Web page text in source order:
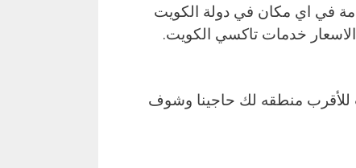
في اي مكان في دولة الكويت
الاسعار خدمات تاكسي الكويت.
للأقرب منطقه لك حاجينا وشوف